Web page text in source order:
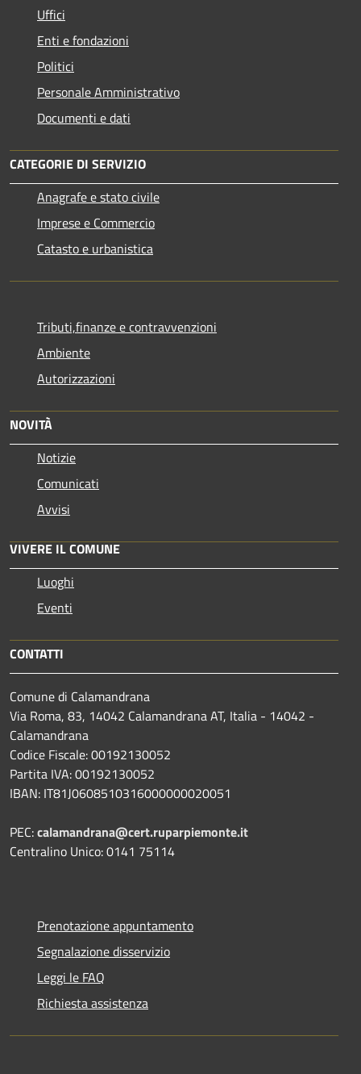
Uffici
Enti e fondazioni
Politici
Personale Amministrativo
Documenti e dati
CATEGORIE DI SERVIZIO
Anagrafe e stato civile
Imprese e Commercio
Catasto e urbanistica
Tributi,finanze e contravvenzioni
Ambiente
Autorizzazioni
NOVITÀ
Notizie
Comunicati
Avvisi
VIVERE IL COMUNE
Luoghi
Eventi
CONTATTI
Comune di Calamandrana
Via Roma, 83, 14042 Calamandrana AT, Italia - 14042 -
Calamandrana
Codice Fiscale: 00192130052
Partita IVA: 00192130052
IBAN: IT81J0608510316000000020051
PEC:calamandrana@cert.ruparpiemonte.it
Centralino Unico: 0141 75114
Prenotazione appuntamento
Segnalazione disservizio
Leggi le FAQ
Richiesta assistenza